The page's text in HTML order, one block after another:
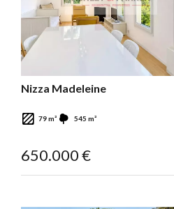
Nizza Madeleine
79 m² 545 m²
650.000 €